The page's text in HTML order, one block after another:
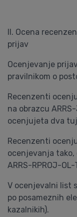
II. Ocena
prijav
Ocenjevanje
pravilnikom o
Recenzenti
na obrazcu
ocenjujeta dva
Recenzenti
ocenjevanja
ARRS-RPROJ-
V ocenjevalni list
po posameznih
kazalnikih).